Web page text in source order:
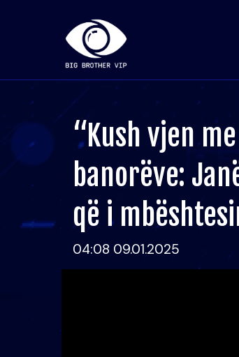
“Kush vjen
banorëve:
që i
04:08 09.01.2025